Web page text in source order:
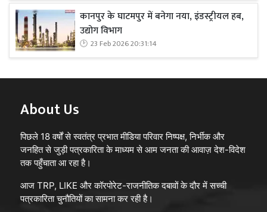
कानपुर के घाटमपुर में बनेगा नया, इंडस्ट्रीयल हब,
उद्योग विभाग
23 Feb 2026 20:31:14
About Us
पिछले 18 वर्षों से स्वतंत्र प्रभात मीडिया परिवार निष्पक्ष, निर्भीक और
जनहित से जुड़ी पत्रकारिता के माध्यम से आम जनता की आवाज़ देश-विदेश
तक पहुँचाता आ रहा है।
आज TRP, LIKE और कॉरपोरेट-राजनीतिक दबावों के दौर में सच्ची
पत्रकारिता चुनौतियों का सामना कर रही है।